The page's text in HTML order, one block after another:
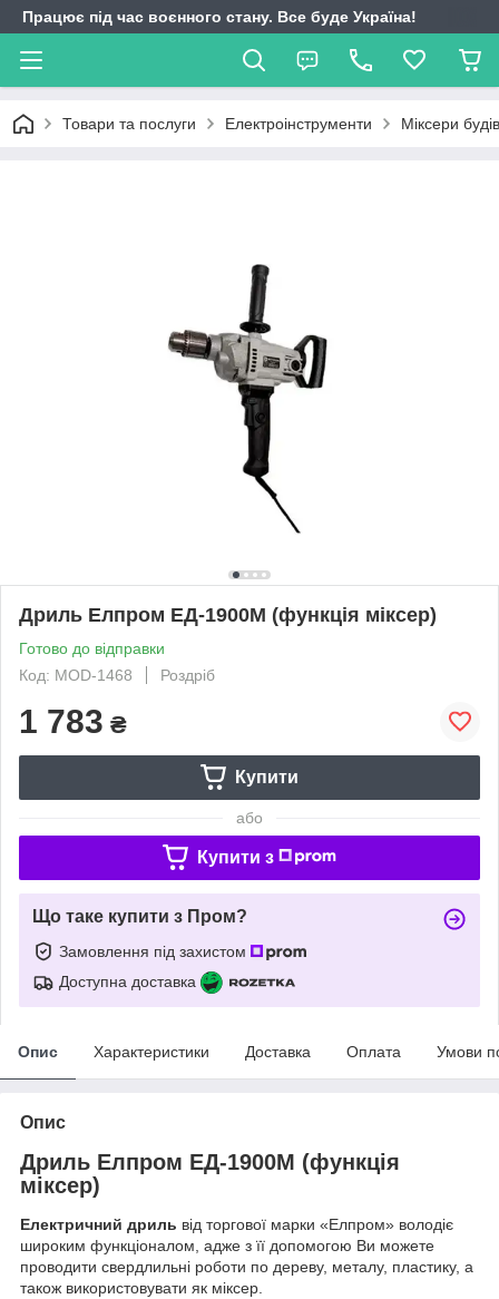
Працює під час воєнного стану. Все буде Україна!
Товари та послуги Електроінструменти Міксери
Дриль Елпром ЕД-1900М (функція міксер)
Готово до відправки
Код: MOD-1468
Роздріб
1 783 ₴
Купити
або
Купити з
Що таке купити з Пром?
Замовлення під захистом
Доступна доставка
Опис Характеристики Доставка Оплата Умови
Опис
Дриль Елпром ЕД-1900М (функція
міксер)
Електричний дриль від торгової марки «Елпром» володіє
широким функціоналом, адже з її допомогою Ви можете
проводити свердлильні роботи по дереву, металу, пластику, а
також використовувати як міксер.